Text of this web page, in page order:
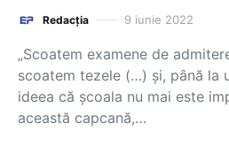
Redacția 9 iunie 2022
„Scoatem examene de
scoatem tezele (…) şi, până la
ideea că şcoala nu mai este
această capcană,…